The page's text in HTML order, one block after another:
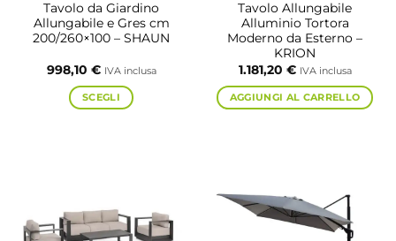
Tavolo da Giardino
Allungabile e Gres cm
200/260×100 – SHAUN
998,10 € IVA inclusa
SCEGLI
Le
opzioni
Tavolo Allungabile
Alluminio Tortora
Moderno da Esterno –
KRION
1.181,20 € IVA inclusa
AGGIUNGI AL CARRELLO